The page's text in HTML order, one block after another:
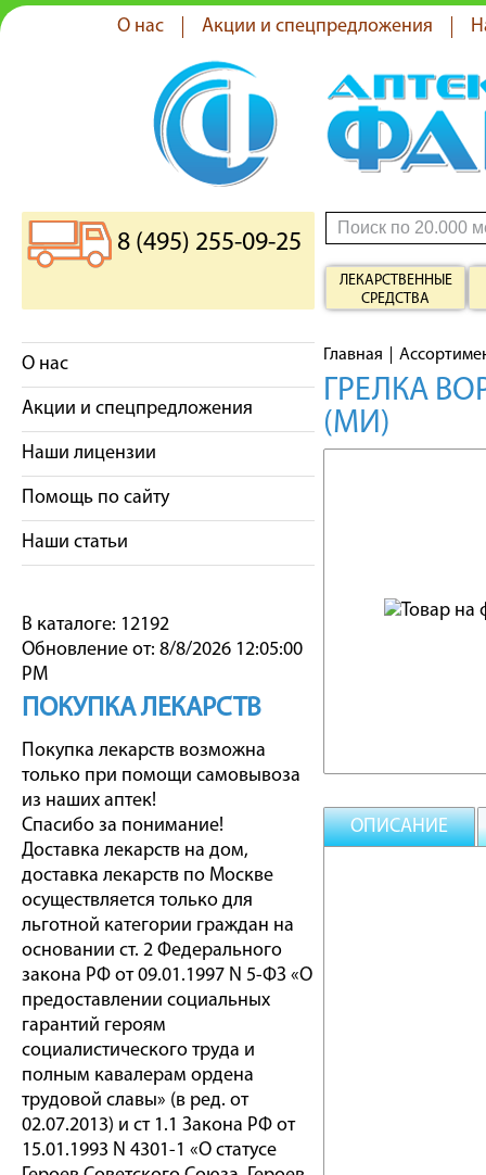
О нас Акции и спецпредложения
8 (495) 255-09-25
ЛЕКАРСТВЕННЫЕ
СРЕДСТВА
О нас
Акции и спецпредложения
Наши лицензии
Помощь по сайту
Наши статьи
В каталоге: 12192
Обновление от: 8/8/2026 12:05:00
PM
ПОКУПКА ЛЕКАРСТВ
Покупка лекарств возможна
только при помощи самовывоза
из наших аптек!
Спасибо за понимание!
Доставка лекарств на дом,
доставка лекарств по Москве
осуществляется только для
льготной категории граждан на
основании ст. 2 Федерального
закона РФ от 09.01.1997 N 5-ФЗ «О
предоставлении социальных
гарантий героям
социалистического труда и
полным кавалерам ордена
трудовой славы» (в ред. от
02.07.2013) и ст 1.1 Закона РФ от
15.01.1993 N 4301-1 «О статусе
Главная
ГРЕЛКА
(МИ)
ОПИСАНИЕ